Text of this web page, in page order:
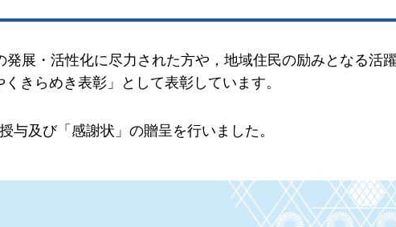
展・活性化に尽力された方や，地域住民の励みとなる活
きらめき表彰」として表彰しています。
与及び「感謝状」の贈呈を行いました。